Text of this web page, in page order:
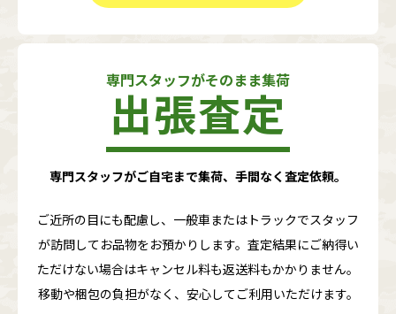
専門スタッフがそのまま集荷
出張査定
専門スタッフがご自宅まで集荷、手間なく査定依頼。
ご近所の目にも配慮し、一般車またはトラックでスタッフ
が訪問してお品物をお預かりします。査定結果にご納得い
ただけない場合はキャンセル料も返送料もかかりません。
移動や梱包の負担がなく、安心してご利用いただけます。